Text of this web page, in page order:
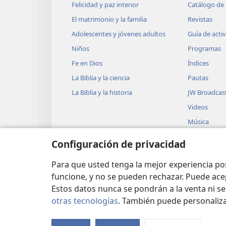
Configuración de privacidad
Para que usted tenga la mejor experiencia
funcione, y no se pueden rechazar. Puede
Estos datos nunca se pondrán a la venta ni
otras tecnologías. También puede
cargamento,
un
perlas, lino de calidad, tela
clase de artículos hechos de
elaborados con marfil y con
mármol;
también
perfumado, olíbano, vino,
ovejas, caballos, carruajes,
exquisitas y espléndidas se
más.
15 ”Los comerciantes que
ricos gracias a ella, estarán
tormento de ella. Llorarán y
lástima! ¡Qué lástima, la
púrpura y de rojo escarlata, y
Felicidad y paz interior
El matrimonio y la familia
Adolescentes y jóvenes adultos
Niños
Fe en Dios
La Biblia y la ciencia
La Biblia y la historia
Catálogo
Revistas
Guía de
Programas
Índices
Pautas
JW
Videos
Música
Biblia
Copyright© 2026 Watch Tower Bible and